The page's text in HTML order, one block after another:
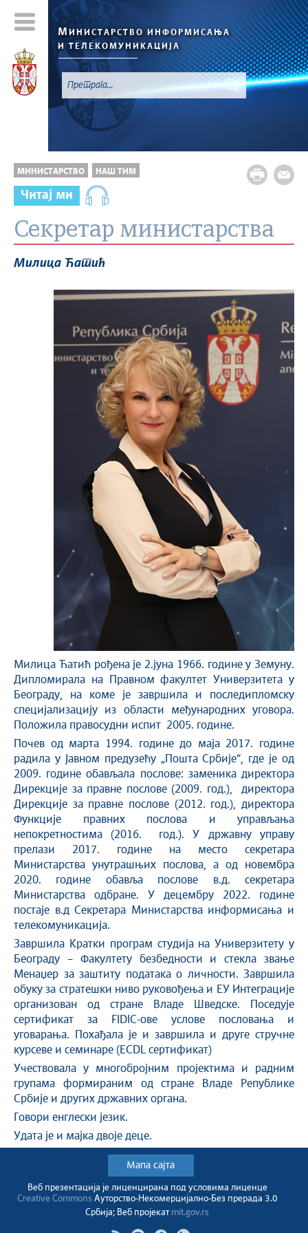
МИНИСТАРСТВО ИНФОРМИСАЊА
И ТЕЛЕКОМУНИКАЦИЈА
МИНИСТАРСТВО НАШ ТИМ
Читај ми
Секретар министарства
Милица Ћатић
Mилица Ћатић рођена је 2.јуна 1966. године у Земуну.
Дипломирала на Правном факултет Универзитета у
Београду, на коме је завршила и последипломску
специјализацију из области међународних уговора.
Положила правосудни испит 2005. године.
Почев од марта 1994. године до маја 2017. године
радила у Јавном предузећу „Пошта Србије“, где је од
2009. године обављала послове: заменика директора
Дирекције за правне послове (2009. год.), директора
Дирекције за правне послове (2012. год.), директора
Функције правних послова и управљања
непокретностима (2016. год.). У државну управу
прелази 2017. године на место секретара
Министарства унутрашњих послова, а од новембра
2020. године обавља послове в.д. секретара
Министарства одбране. У децембру 2022. године
постаје в.д Секретара Министарства информисања и
телекомуникација.
Завршила Кратки програм студија на Универзитету у
Београду – Факултету безбедности и стекла звање
Менаџер за заштиту података о личности. Завршила
обуку за стратешки ниво руковођења и ЕУ Интеграције
организован од стране Владе Шведске. Поседује
сертификат за FIDIC-ове услове пословања и
уговарања. Похађала је и завршила и друге стручне
курсеве и семинаре (ECDL сертификат)
Учествовала у многобројним пројектима и радним
групама формираним од стране Владе Републике
Србије и других државних органа.
Говори енглески језик.
Удата је и мајка двоје деце.
Мапа сајта
Веб презентација jе лиценциранa под условима лиценце
Creative CommonsАуторство-Некомерцијално-Без прерада 3.0
Србија; Веб пројекат mit.gov.rs